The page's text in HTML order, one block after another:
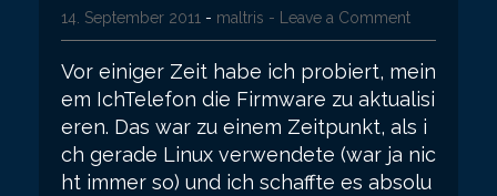
14. September 2011 - maltris - Leave a Comment
Vor einiger Zeit habe ich probiert, mein
em IchTelefon die Firmware zu aktualisi
eren. Das war zu einem Zeitpunkt, als i
ch gerade Linux verwendete (war ja nic
ht immer so) und ich schaffte es absolu